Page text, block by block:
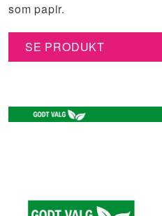
som papir.
SE PRODUKT